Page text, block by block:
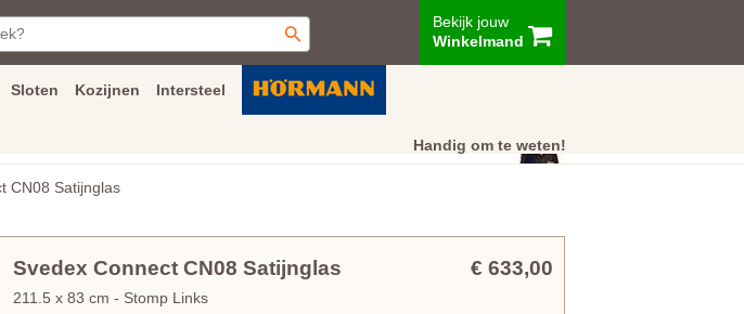
Bekijk jouw
Winkelmand
Sloten Kozijnen Intersteel
Handig om te weten!
Klantenservice
CN08 Satijnglas
Svedex Connect CN08 Satijnglas € 633,00
211.5 x 83 cm - Stomp Links